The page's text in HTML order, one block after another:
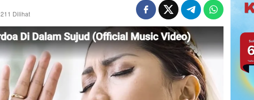
211 Dilihat